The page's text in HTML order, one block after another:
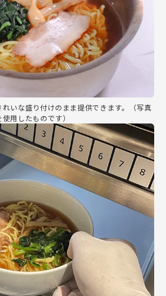
いな盛り付けのまま提供できます。（写真
用したものです）